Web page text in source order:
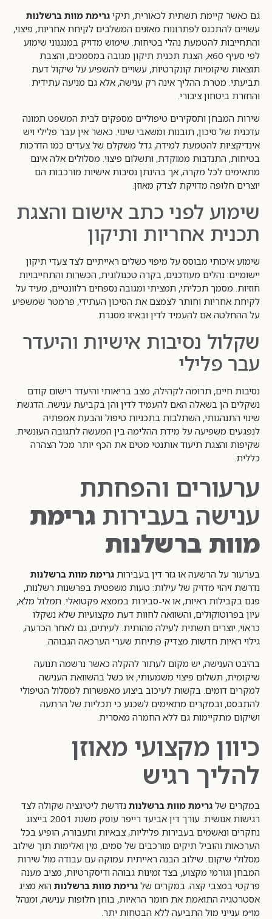
גם כאשר קיימת תשתית לכאורית, תיקי גרימת מוות ברשלנות
עשויים להתכנס לפתרונות מאזנים המשלבים לקיחת אחריות, פיצוי,
והתחייבות להטמעת נהלי בטיחות. שימוש מדויק במנגנוני שימוע
לפי סעיף 60א, הצגת תכנית תיקון מגובה במסמכים, והצבת
תוצאות שיקומיות קונקרטיות, עשויים להשפיע על שיקול דעת
תביעתי. מטרת ההליך אינה רק ענישה, אלא גם מניעה עתידית
והחזרת ביטחון ציבורי.
שירות המבחן ותסקירים טיפוליים מספקים לבית המשפט תמונה
עדכנית של סיכון, תובנות ומשאבי שינוי. כאשר אין עבר פלילי ויש
אינדיקציות להטמעת למידה, גדל משקלם של צעדים כמו הדרכות
בטיחות, התנדבות ממוקדת, ותשלום פיצוי. מסלולים אלה אינם
מתאימים לכל מקרה, אך בהינתן נסיבות אישיות מורכבות הם
יוצרים חלופה מדויקת לצדק מאוזן.
שימוע לפני כתב אישום והצגת
תכנית אחריות ותיקון
שימוע איכותי מבוסס על מיפוי כשלים ראייתיים לצד צעדי תיקון
יישומיים: נהלים מעודכנים, בקרה טכנולוגית, הכשרות והתחייבויות
חוזיות. מסמך תכליתי, תמציתי ומגובה נספחים רלוונטיים, מעיד על
לקיחת אחריות וחותר לצמצם את הסיכון העתידי, פרמטר שמשפיע
על ההחלטה אם להעמיד לדין ובאיזו מסגרת.
שקלול נסיבות אישיות והיעדר
עבר פלילי
נסיבות חיים, תרומה לקהילה, מצב בריאותי והיעדר רישום קודם
נשקלים הן בשאלה האם להעמיד לדין והן בקביעת ענישה. הדגשת
שינוי התנהגותי, השתלבות בתכניות טיפול והבעת אמפתיה
לנפגעים משפיעה על מידת ההלימה בין המעשה לתגובה העונשית.
שקיפות והצגת תיעוד אותנטי מטים את הכף יותר מכל הצהרה
כללית.
ערעורים והפחתת
ענישה בעבירות גרימת
מוות ברשלנות
בערעור על הרשעה או גזר דין בעבירות גרימת מוות ברשלנות
נדרשת זיהוי מדויק של עילות: טעות משפטית בפרשנות רשלנות,
פגם בקבילות ראיות, או אי-סבירות בממצא פקטואלי. תמלול מלא,
עיון בפרוטוקולים, והשוואה לחוות דעת מקצועיות שלא נשקלו
כראוי, יוצרים תשתית לעילה מהותית. לעיתים, גם לאחר הכרעה,
גילוי ראיות חדשות מצדיק פתיחת שערי הערכאה הגבוהה.
בהיבט הענישה, יש מקום לעתור להקלה כאשר נרשמה תנועה
שיקומית, תשלום פיצוי משמעותי, או כשל בהשוואת הענישה
למקרים דומים. בקשות לעיכוב ביצוע מאפשרות למסלול הטיפולי
להתבסס, ובמקרים מתאימים לשכנע כי תכליות של הרתעה
ושיקום מתקיימות גם ללא החמרה מאסרית.
כיוון מקצועי מאוזן
להליך רגיש
במקרים של גרימת מוות ברשלנות נדרשת ליטיגציה שקולה לצד
רגישות אנושית. עורך דין אביעד רייפר עוסק משנת 2001 בייצוג
נחקרים ונאשמים בעבירות פליליות, צבאיות ותעבורה, הופיע בכל
הערכאות והוביל תיקים מורכבים של סמים, מין ואלימות תוך שילוב
מסלולי שיקום. שילוב הבנה ראייתית עמוקה עם עבודה מול שירות
המבחן וגורמי מקצוע, בצד זמינות גבוהה ודיסקרטיות, מציב מענה
פרקטי במצבי קצה. במקרים של גרימת מוות ברשלנות הוא מציג
אסטרטגיה התואמת את חומר הראיות, בוחן חלופות ענישה, ומנהל
מו״מ ענייני מול התביעה ללא הבטחות יתר.